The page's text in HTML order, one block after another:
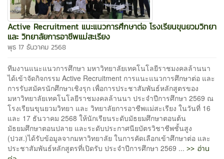
Active Recruitment แนะแนวการศึกษาต่อ โรงเรียนขุนยวมวิทยา
และ วิทยาลัยการอาชีพแม่สะเรียง
พุธ 17 ธันวาคม 2568
ทีมงานแนะแนวการศึกษา มหาวิทยาลัยเทคโนโลยีราชมงคลล้านนา
ได้เข้าจัดกิจกรรม Active Recruitment การแนะแนวการศึกษาต่อ และ
การรับสมัครนักศึกษาเชิงรุก เพื่อการประชาสัมพันธ์หลักสูตรของ
มหาวิทยาลัยเทคโนโลยีราชมงคลล้านนา ประจำปีการศึกษา 2569 ณ
โรงเรียนขุนยวมวิทยา และ วิทยาลัยการอาชีพแม่สะเรียง ในวันที่ 16
และ 17 ธันวาคม 2568 ให้นักเรียนระดับมัธยมศึกษาตอนต้น
มัธยมศึกษาตอนปลาย และระดับประกาศนียบัตรวิชาชีพชั้นสูง
(ปวส.)ได้รับข้อมูลจากมหาวิทยาลัย ในการคัดเลือกเข้าศึกษาต่อ และ
ประชาสัมพันธ์หลักสูตรที่เปิดรับ ประจำปีการศึกษา 2569 ... >> อ่าน